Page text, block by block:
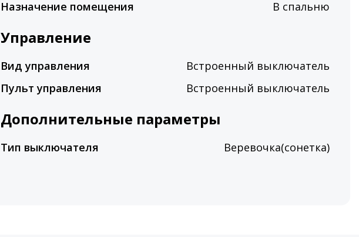
Назначение помещения
В спальню
Управление
Вид управления
Встроенный выключатель
Пульт управления
Встроенный выключатель
Дополнительные параметры
Тип выключателя Веревочка(сонетка)